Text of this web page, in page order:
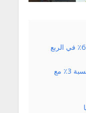
وسط نما الاقتصاد الألماني بنسبة 6٪ في الربع
انخفض مؤشر داكس و كاك 40 بنسبة 3٪ مع